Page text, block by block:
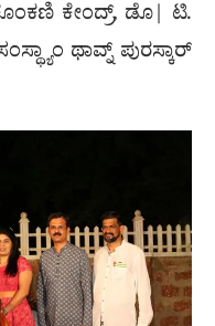
ಕೇಂದ್ರ್, ಡೊ| ಟಿ.
ಥಾವ್ನ್ ಪುರಸ್ಕಾರ್